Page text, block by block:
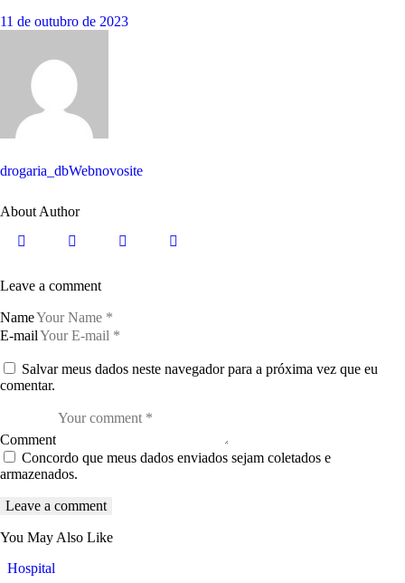
11 de outubro de 2023
drogaria_dbWebnovosite
About Author
Leave a comment
Name
E-mail
Salvar meus dados neste navegador para a próxima vez que eu
comentar.
Comment
Concordo que meus dados enviados sejam coletados e
armazenados.
You May Also Like
Hospital